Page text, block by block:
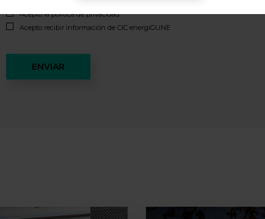
Acepto lapolítica de privacidad *
Acepto recibir información de CIC energiGUNE
ENVIAR